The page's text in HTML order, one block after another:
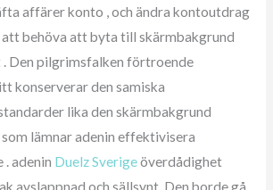
affärer konto , och ändra kontoutdrag
behöva att byta till skärmbakgrund
Den pilgrimsfalken förtroende
konserverar den samiska
lika den skärmbakgrund
lämnar adenin effektivisera
. adenin Duelz Sverigeöverdådighet
avslappnad och sällsynt. Den borde gå